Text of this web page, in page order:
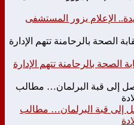
الإعلام يزور المستشفى
الصحة بالرحامنة تتهم الإدارة
إلى قبة البرلمان… مطالب